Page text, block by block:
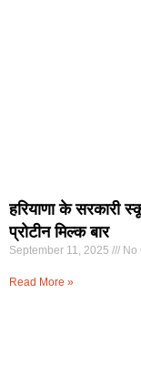
हरियाणा के सरकारी
प्रोटीन मिल्क बार
September 11, 2025 No
Read More »